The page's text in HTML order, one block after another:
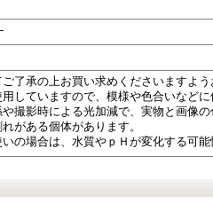
了承の上お買い求めくださいますよう
用していますので、模様や色合いなどに
や撮影時による光加減で、実物と画像
がある個体があります。
いの場合は、水質やｐＨが変化する可能